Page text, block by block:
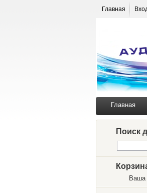
Главная
Главная
Поиск
Ваша